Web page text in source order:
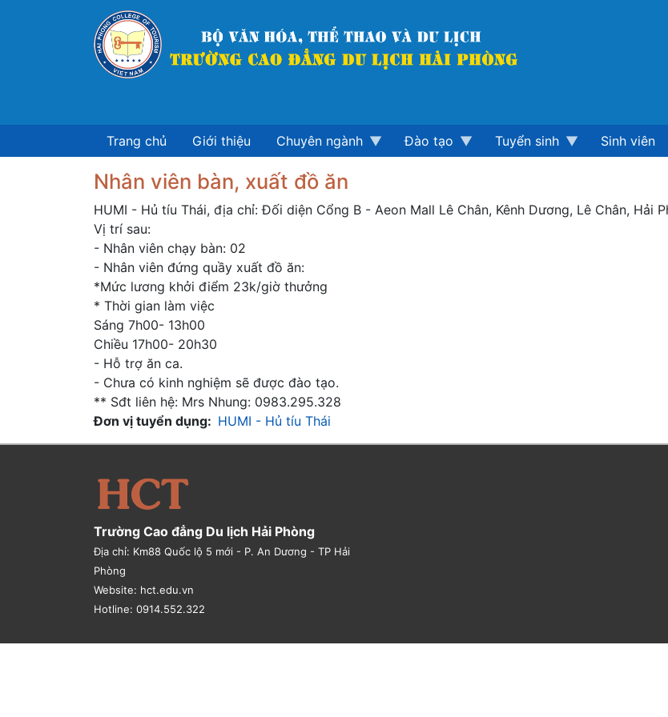
Trang chủ Giới thiệu Chuyên ngành Đào tạo Tuyển sinh Sinh viên
Nhân viên bàn, xuất đồ ăn
HUMI - Hủ tíu Thái, địa chỉ: Đối diện Cổng B - Aeon Mall Lê Chân, Kênh Dương, Lê Chân, Hải
Vị trí sau:
- Nhân viên chạy bàn: 02
- Nhân viên đứng quầy xuất đồ ăn:
*Mức lương khởi điểm 23k/giờ thưởng
* Thời gian làm việc
Sáng 7h00- 13h00
Chiều 17h00- 20h30
- Hỗ trợ ăn ca.
- Chưa có kinh nghiệm sẽ được đào tạo.
** Sđt liên hệ: Mrs Nhung: 0983.295.328
Đơn vị tuyển dụng
HUMI - Hủ tíu Thái
Trường Cao đẳng Du lịch Hải Phòng
Địa chỉ: Km88 Quốc lộ 5 mới - P. An Dương - TP Hải
Phòng
Website: hct.edu.vn
Hotline: 0914.552.322